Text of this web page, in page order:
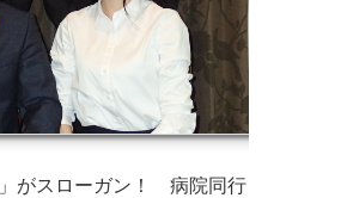
」がスローガン！ 病院同行